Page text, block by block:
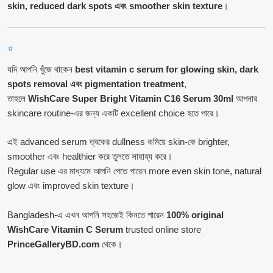
skin, reduced dark spots এবং smoother skin texture ।
⭐
যদি আপনি খুঁজে থাকেন best vitamin c serum for glowing skin, dark
spots removal এবং pigmentation treatment,
তাহলে WishCare Super Bright Vitamin C16 Serum 30ml আপনার
skincare routine-এর জন্য একটি excellent choice হতে পারে।
এই advanced serum ত্বকের dullness কমিয়ে skin-কে brighter,
smoother এবং healthier করে তুলতে সাহায্য করে।
Regular use এর মাধ্যমে আপনি পেতে পারেন more even skin tone, natural
glow এবং improved skin texture।
Bangladesh-এ এখন আপনি সহজেই কিনতে পারেন 100% original
WishCare Vitamin C Serum trusted online store
PrinceGalleryBD.com থেকে।